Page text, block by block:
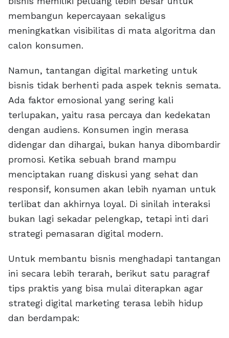
membangun kepercayaan sekaligus
meningkatkan visibilitas di mata algoritma dan
calon konsumen.
Namun, tantangan digital marketing untuk
bisnis tidak berhenti pada aspek teknis semata.
Ada faktor emosional yang sering kali
terlupakan, yaitu rasa percaya dan kedekatan
dengan audiens. Konsumen ingin merasa
didengar dan dihargai, bukan hanya dibombardir
promosi. Ketika sebuah brand mampu
menciptakan ruang diskusi yang sehat dan
responsif, konsumen akan lebih nyaman untuk
terlibat dan akhirnya loyal. Di sinilah interaksi
bukan lagi sekadar pelengkap, tetapi inti dari
strategi pemasaran digital modern.
Untuk membantu bisnis menghadapi tantangan
ini secara lebih terarah, berikut satu paragraf
tips praktis yang bisa mulai diterapkan agar
strategi digital marketing terasa lebih hidup
dan berdampak: